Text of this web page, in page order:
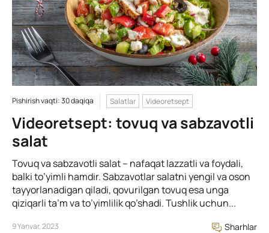
Pishirish vaqti: 30 daqiqa Salatlar Videoretsept
Videoretsept: tovuq va sabzavotli
salat
Tovuq va sabzavotli salat – nafaqat lazzatli va foydali,
balki to’yimli hamdir. Sabzavotlar salatni yengil va oson
tayyorlanadigan qiladi, qovurilgan tovuq esa unga
qiziqarli ta’m va to’yimlilik qo’shadi. Tushlik uchun...
9 Yanvar, 2023 Sharhlar